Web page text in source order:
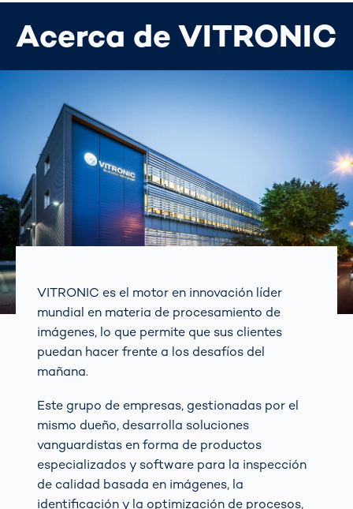
Acerca de VITRONIC
VITRONIC es el motor en innovación líder
mundial en materia de procesamiento de
imágenes, lo que permite que sus clientes
puedan hacer frente a los desafíos del
mañana.
Este grupo de empresas, gestionadas por el
mismo dueño, desarrolla soluciones
vanguardistas en forma de productos
especializados y software para la inspección
de calidad basada en imágenes, la
identificación y la optimización de procesos,